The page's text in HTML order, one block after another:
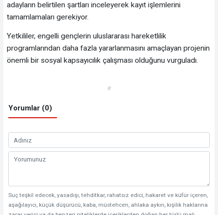
adayların belirtilen şartları inceleyerek kayıt işlemlerini
tamamlamaları gerekiyor.
Yetkililer, engelli gençlerin uluslararası hareketlilik
programlarından daha fazla yararlanmasını amaçlayan projenin
önemli bir sosyal kapsayıcılık çalışması olduğunu vurguladı.
#
Yorumlar (0)
Suç teşkil edecek, yasadışı, tehditkar, rahatsız edici, hakaret ve küfür içeren,
aşağılayıcı, küçük düşürücü, kaba, müstehcen, ahlaka aykırı, kişilik haklarına